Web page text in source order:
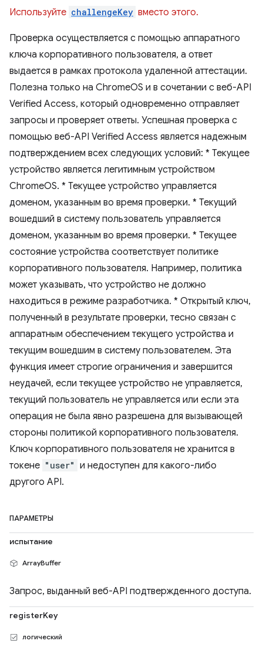
Используйте challengeKey вместо этого.
Проверка осуществляется с помощью аппаратного
ключа корпоративного пользователя, а ответ
выдается в рамках протокола удаленной аттестации.
Полезна только на ChromeOS и в сочетании с веб-API
Verified Access, который одновременно отправляет
запросы и проверяет ответы. Успешная проверка с
помощью веб-API Verified Access является надежным
подтверждением всех следующих условий: * Текущее
устройство является легитимным устройством
ChromeOS. * Текущее устройство управляется
доменом, указанным во время проверки. * Текущий
вошедший в систему пользователь управляется
доменом, указанным во время проверки. * Текущее
состояние устройства соответствует политике
корпоративного пользователя. Например, политика
может указывать, что устройство не должно
находиться в режиме разработчика. * Открытый ключ,
полученный в результате проверки, тесно связан с
аппаратным обеспечением текущего устройства и
текущим вошедшим в систему пользователем. Эта
функция имеет строгие ограничения и завершится
неудачей, если текущее устройство не управляется,
текущий пользователь не управляется или если эта
операция не была явно разрешена для вызывающей
стороны политикой корпоративного пользователя.
Ключ корпоративного пользователя не хранится в
токене "user" и недоступен для какого-либо
другого API.
ПАРАМЕТРЫ
испытание
ArrayBuffer
Запрос, выданный веб-API подтвержденного доступа.
registerKey
логический